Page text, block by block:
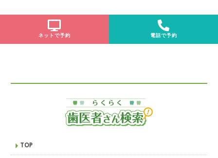
ネットで予約 電話で予約
TOP